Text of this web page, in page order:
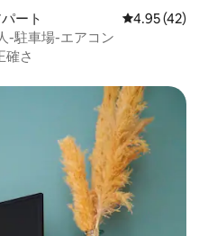
ート レビュー42
4.95 (42)
-駐車場-エアコン
確さ